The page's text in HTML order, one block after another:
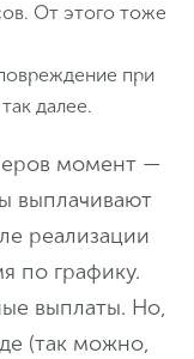
От этого тоже
при
далее.
момент —
выплачивают
реализации
по графику.
выплаты. Но,
(так можно,